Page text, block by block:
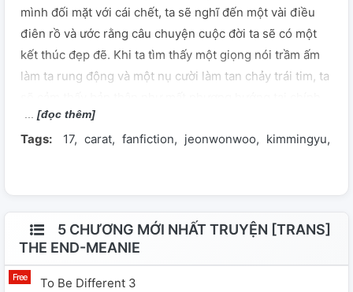
mình đối mặt với cái chết, ta sẽ nghĩ đến một vài điều
điên rồ và ước rằng câu chuyện cuộc đời ta sẽ có một
kết thúc đẹp đẽ. Khi ta tìm thấy một giọng nói trầm ấm
làm ta rung động và một nụ cười làm tan chảy trái tim, ta
nơi tưởng chừng như quá đỗi quen thuộc. Cuối cùng,
câu chuyện của chúng ta sẽ kết thúc tại một điểm, hoặc
[đọc thêm]
Tags: 17 carat fanfiction jeonwonwoo kimmingyu
5 CHƯƠNG MỚI NHẤT TRUYỆN [TRANS]
THE END-MEANIE
To Be Different 3